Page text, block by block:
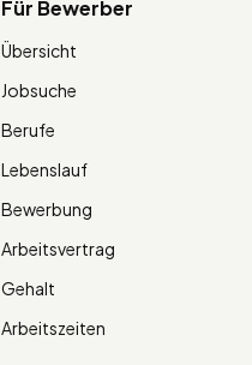
Für Bewerber
Übersicht
Jobsuche
Berufe
Lebenslauf
Bewerbung
Arbeitsvertrag
Gehalt
Arbeitszeiten